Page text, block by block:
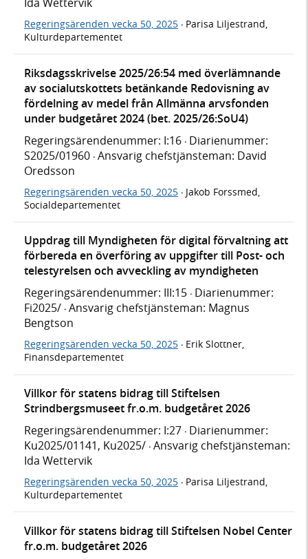
Regeringsärenden vecka 50, 2025 · Parisa Liljestrand,
Kulturdepartementet
Riksdagsskrivelse 2025/26:54 med överlämnande
av socialutskottets betänkande Redovisning av
fördelning av medel från Allmänna arvsfonden
under budgetåret 2024 (bet. 2025/26:SoU4)
Regeringsärendenummer: I:16 · Diarienummer:
S2025/01960 · Ansvarig chefstjänsteman: David
Oredsson
Regeringsärenden vecka 50, 2025 · Jakob Forssmed,
Socialdepartementet
Uppdrag till Myndigheten för digital förvaltning att
förbereda en överföring av uppgifter till Post- och
telestyrelsen och avveckling av myndigheten
Regeringsärendenummer: III:15 · Diarienummer:
Fi2025/ · Ansvarig chefstjänsteman: Magnus
Bengtson
Regeringsärenden vecka 50, 2025 · Erik Slottner,
Finansdepartementet
Villkor för statens bidrag till Stiftelsen
Strindbergsmuseet fr.o.m. budgetåret 2026
Regeringsärendenummer: I:27 · Diarienummer:
Ku2025/01141, Ku2025/ · Ansvarig chefstjänsteman:
Ida Wettervik
Regeringsärenden vecka 50, 2025 · Parisa Liljestrand,
Kulturdepartementet
Villkor för statens bidrag till Stiftelsen Nobel Center
fr.o.m. budgetåret 2026